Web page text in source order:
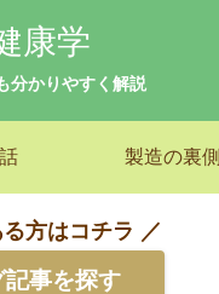
分かりやすく解説
製造の裏側
方はコチラ ／
事を探す